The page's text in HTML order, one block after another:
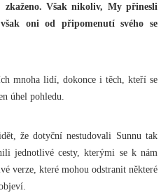
Však nikoliv, My přinesli
oni od připomenutí svého se
mnoha lidí, dokonce i těch, kteří se
úhel pohledu.
že dotyční nestudovali Sunnu tak
jednotlivé cesty, kterými se k nám
verze, které mohou odstranit některé